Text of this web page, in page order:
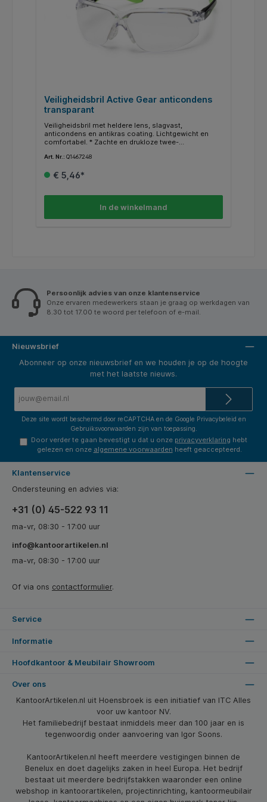
Veiligheidsbril Active Gear anticondens
transparant
Veiligheidsbril met heldere lens, slagvast,
anticondens en antikras coating. Lichtgewicht en
comfortabel. * Zachte en drukloze twee-
Verstelbare universele anti-slip neusbrug met
bescherming * Mist- en
bij extreme temperaturen (-5°C ; +55°C). * Effectnorm
- EN 166:2001
Art. Nr.: Q1467248
€ 5,46*
In de winkelmand
Persoonlijk advies van onze klantenservice
Onze ervaren medewerkers staan je graag op werkdagen van
8.30 tot 17.00 te woord per telefoon of e-mail.
Nieuwsbrief
Abonneer op onze nieuwsbrief en we houden je op de hoogte
met het laatste nieuws.
Deze site wordt beschermd door reCAPTCHA en de Google Privacybeleid en
Gebruiksvoorwaarden zijn van toepassing.
Door verder te gaan bevestigt u dat u onze privacyverklaring hebt
gelezen en onze algemene voorwaarden heeft geaccepteerd.
Klantenservice
Ondersteuning en advies via:
+31 (0) 45-522 93 11
ma-vr, 08:30 - 17:00 uur
info@kantoorartikelen.nl
ma-vr, 08:30 - 17:00 uur
Of via ons contactformulier.
Service
Informatie
Hoofdkantoor & Meubilair Showroom
Over ons
KantoorArtikelen.nl uit Hoensbroek is een initiatief van ITC Alles
voor uw kantoor NV.
Het familiebedrijf bestaat inmiddels meer dan 100 jaar en is
tegenwoordig onder aanvoering van Igor Soons.
KantoorArtikelen.nl heeft meerdere vestigingen binnen de
Benelux en doet dagelijks zaken in heel Europa. Het bedrijf
bestaat uit meerdere bedrijfstakken waaronder een online
webshop in kantoorartikelen, projectinrichting, kantoormeubilair